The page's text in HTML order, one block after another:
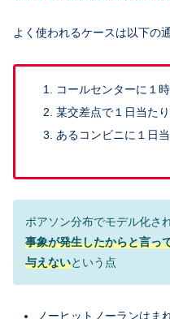
よく使われるケースは以下の通
コールセンターに１
某交差点で１日当た
あるコンビニに１日
ポアソン分布でモデル化さ
事象が発生したからと言っ
与えないという点
ノーヒットノーランはま